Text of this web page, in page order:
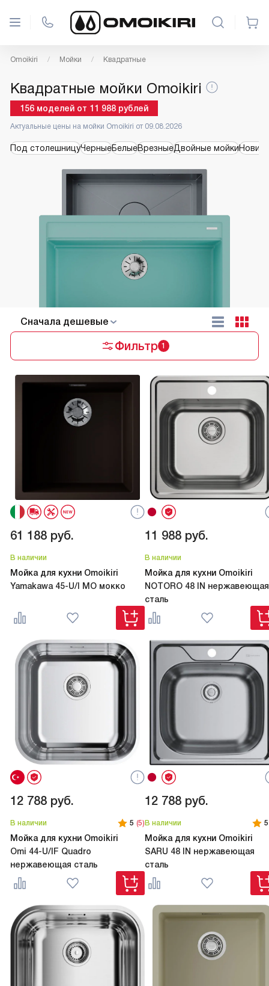
Omoikiri Мойки Квадратные
Квадратные мойки Omoikiri
156 моделей от 11 988 рублей
Актуальные цены на мойки Omoikiri от 09.08.2026
Под столешницуЧерныеБелыеВрезныеДвойные мойки
Cначала дешевые
Фильтр 1
В наличии
Мойка для кухни Omoikiri
Yamakawa 45-U/I MO мокко
61 188 руб.
В наличии
Мойка для кухни Omoikiri
NOTORO 48 IN нержавеющая
сталь
11 988 руб.
В наличии 5 (5)
Мойка для кухни Omoikiri
Omi 44-U/IF Quadro
нержавеющая сталь
12 788 руб.
В наличии 5
Мойка для кухни Omoikiri
SARU 48 IN нержавеющая
сталь
12 788 руб.